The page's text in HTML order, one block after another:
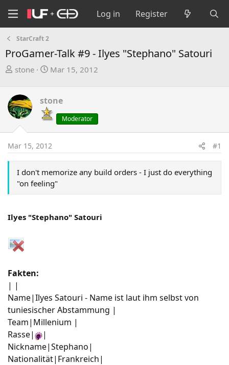
Log in Register
StarCraft 2
ProGamer-Talk #9 - Ilyes "Stephano" Satouri
T
e
a
d
t
a
r
e
stone
S
r
t
a
t
e
Mar 15, 2012
stone
Moderator
Mar 15, 2012 #1
I don't memorize any build orders - I just do everything
"on feeling"
Ilyes "Stephano" Satouri
Fakten:
| |
Name|Ilyes Satouri - Name ist laut ihm selbst von
tuniesischer Abstammung |
Team|Millenium |
Rasse|
|
Nickname|Stephano|
Nationalität|Frankreich|